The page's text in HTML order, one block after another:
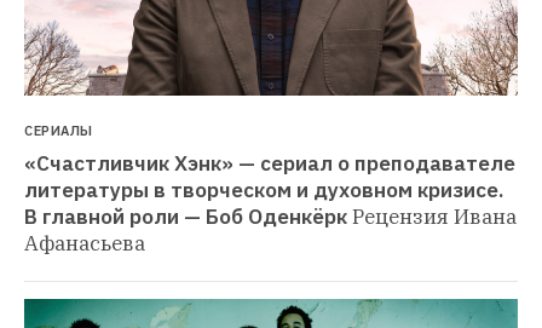
СЕРИАЛЫ
«Счастливчик Хэнк» — сериал о преподавателе
литературы в творческом и духовном кризисе.
В главной роли — Боб ОденкёркРецензия Ивана
Афанасьева